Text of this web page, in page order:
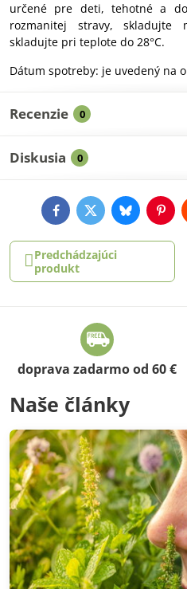
určené pre deti, tehotné a
rozmanitej stravy, skladujte
skladujte pri teplote do 28°C.
Dátum spotreby: je uvedený na
Recenzie 0
Diskusia 0
FacebookTwitterBluesky
Predchádzajúci
produkt
doprava zadarmo od 60 €
Naše články